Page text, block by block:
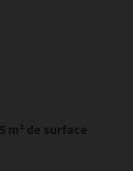
m² de surface